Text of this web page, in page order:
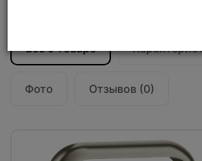
Все о товаре
Фото Отзывов (0)